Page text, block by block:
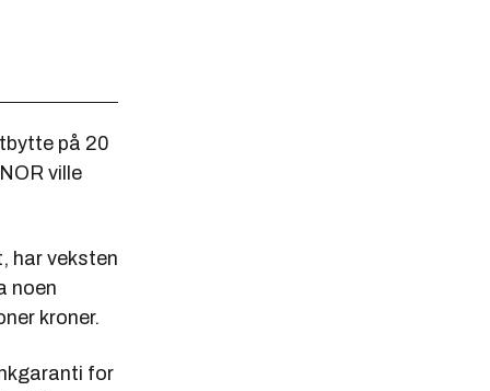
på 20
ville
har veksten
noen
kroner.
for